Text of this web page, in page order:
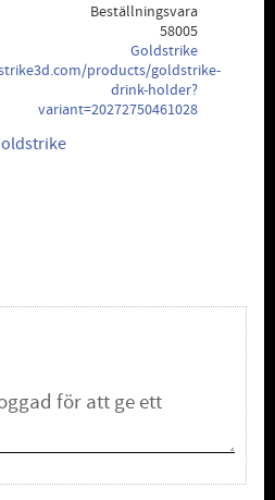
Beställningsvara
58005
Goldstrike
products/goldstrike-
drink-holder?
variant=20272750461028